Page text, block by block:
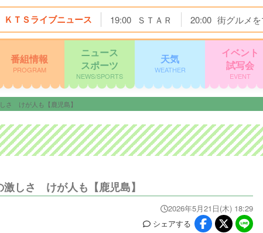
ＫＴＳライブニュース 19:00 ＳＴＡＲ 20:00 街グルメ
番組情報
PROGRAM
ニュース
スポーツ
NEWS/SPORTS
天気
WEATHER
イベント
試写会
EVENT
さ けが人も【鹿児島】
しさ けが人も【鹿児島】
2026年5月21日(木) 18:29
シェアする